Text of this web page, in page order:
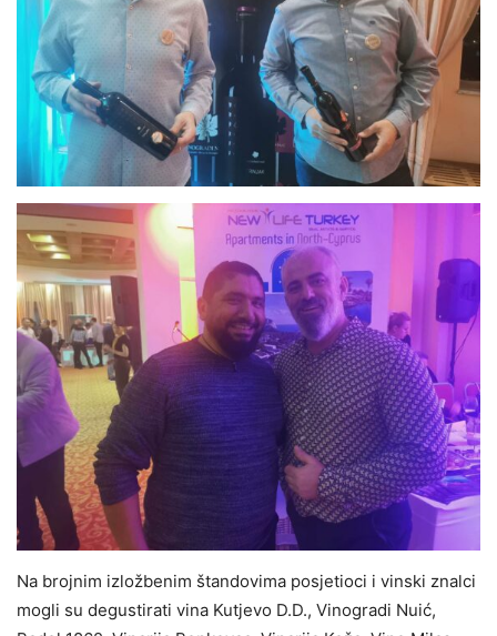
Na brojnim izložbenim štandovima posjetioci i vinski znalci
mogli su degustirati vina Kutjevo D.D., Vinogradi Nuić,